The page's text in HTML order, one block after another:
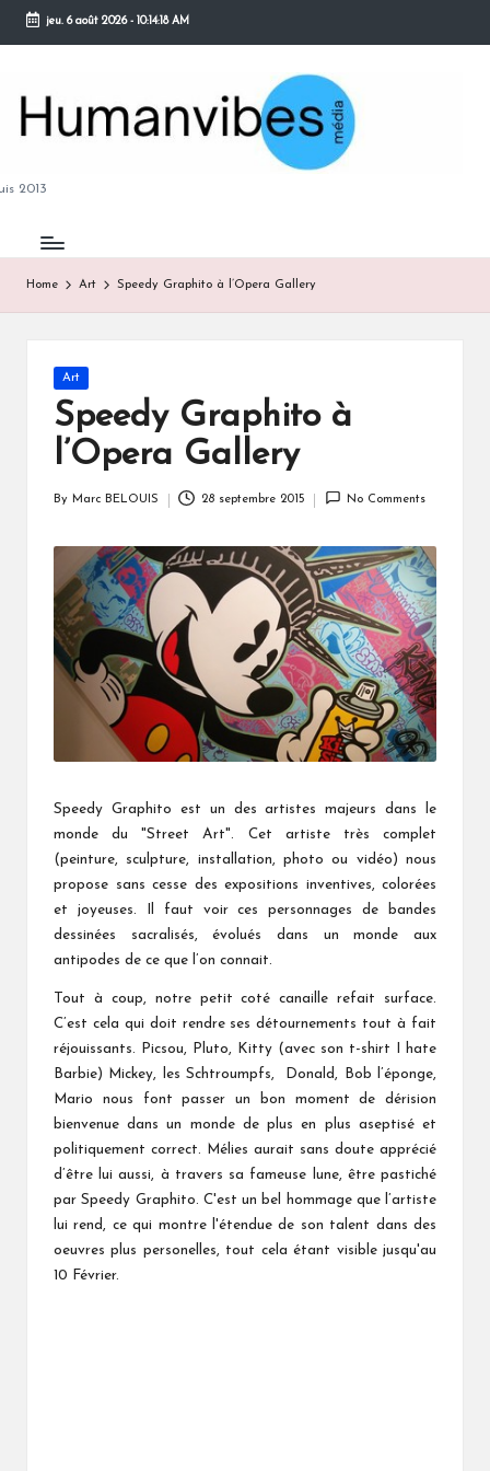
Skip
content
jeu. 6 août 2026- 10:14:19 AM
2013
Home Art Speedy Graphito à l’Opera Gallery
Posted
Art
Speedy Graphito à
l’Opera Gallery
By Marc BELOUIS 28 septembre 2015 No Comments
Speedy Graphito est un des artistes majeurs dans le
monde du "Street Art". Cet artiste très complet
(peinture, sculpture, installation, photo ou vidéo) nous
propose sans cesse des expositions inventives, colorées
et joyeuses. Il faut voir ces personnages de bandes
dessinées sacralisés, évolués dans un monde aux
antipodes de ce que l’on connait.
Tout à coup, notre petit coté canaille refait surface.
C’est cela qui doit rendre ses détournements tout à fait
réjouissants. Picsou, Pluto, Kitty (avec son t-shirt I hate
Barbie) Mickey, les Schtroumpfs, Donald, Bob l’éponge,
Mario nous font passer un bon moment de dérision
bienvenue dans un monde de plus en plus aseptisé et
politiquement correct. Mélies aurait sans doute apprécié
d’être lui aussi, à travers sa fameuse lune, être pastiché
par Speedy Graphito. C'est un bel hommage que l’artiste
lui rend, ce qui montre l'étendue de son talent dans des
oeuvres plus personelles, tout cela étant visible jusqu'au
10 Février.